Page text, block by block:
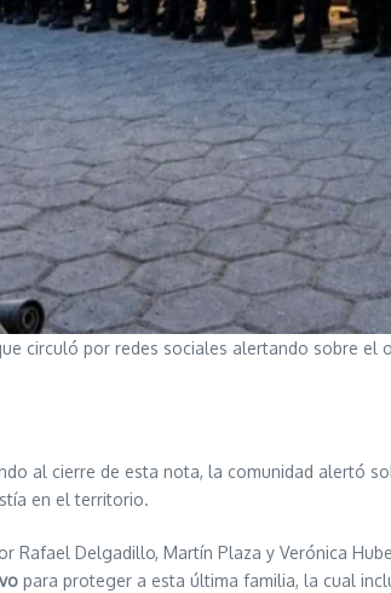
circuló por redes sociales alertando sobre el
al cierre de esta nota, la comunidad alertó
en el territorio.
Delgadillo, Martín Plaza y Verónica
para proteger a esta última familia, la cual